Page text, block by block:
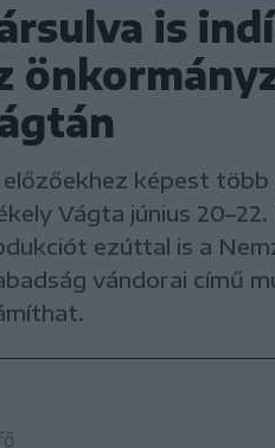
is
képest
Vágta június
ezúttal is a
vándorai című